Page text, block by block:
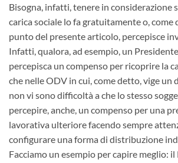
Bisogna, infatti, tenere in considerazione
carica sociale lo fa gratuitamente o, come
punto del presente articolo, percepisce
Infatti, qualora, ad esempio, un
percepisca un compenso per ricoprire la
che nelle ODV in cui, come detto, vige
non vi sono difficoltà a che lo stesso
percepire, anche, un compenso per una
lavorativa ulteriore facendo sempre
configurare una forma di distribuzione
Facciamo un esempio per capire meglio: